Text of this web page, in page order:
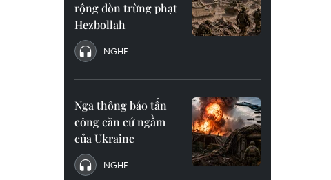
rộng đòn trừng phạt
Hezbollah
NGHE
Nga thông báo tấn
công căn cứ ngầm
của Ukraine
NGHE